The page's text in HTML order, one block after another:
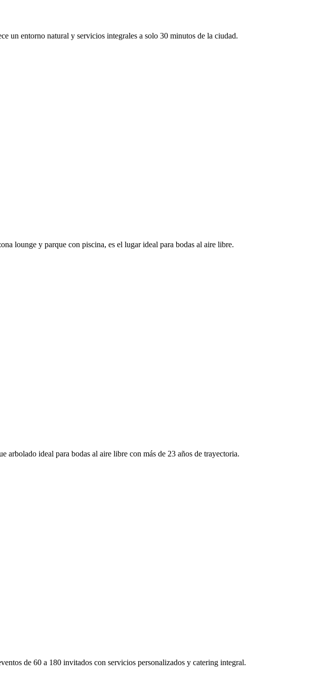
un entorno natural y servicios integrales a solo 30 minutos de la ciudad.
lounge y parque con piscina, es el lugar ideal para bodas al aire libre.
arbolado ideal para bodas al aire libre con más de 23 años de trayectoria.
de 60 a 180 invitados con servicios personalizados y catering integral.